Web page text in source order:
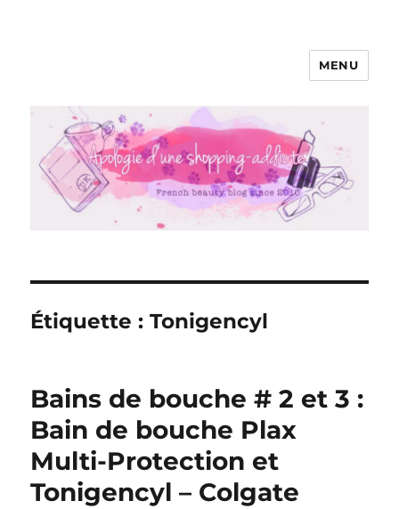
Apologie d'une Shopping-addicte
MENU
Étiquette :Tonigencyl
Bains de bouche # 2 et 3 :
Bain de bouche Plax
Multi-Protection et
Tonigencyl – Colgate